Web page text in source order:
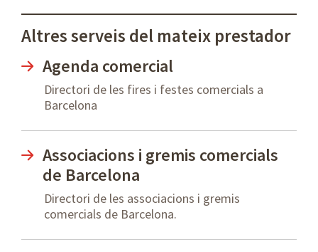
Altres serveis del mateix prestador
Agenda comercial
Directori de les fires i festes comercials a
Barcelona
Associacions i gremis comercials
de Barcelona
Directori de les associacions i gremis
comercials de Barcelona.